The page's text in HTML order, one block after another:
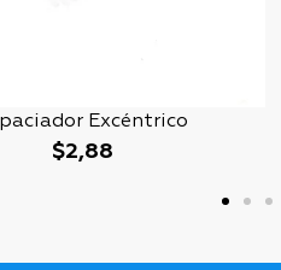
Excéntrico
$2,88